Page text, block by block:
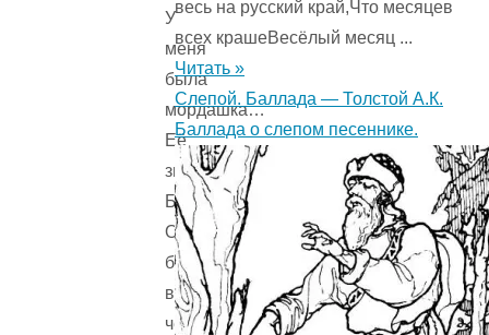
У
меня
была
мордашка…
Её
звали
Булькой.
Она
была
вся
чёрная,
весь на русский край,Что месяцев
всех крашеВесёлый месяц ...
Читать »
Слепой. Баллада — Толстой А.К.
Баллада о слепом песеннике.